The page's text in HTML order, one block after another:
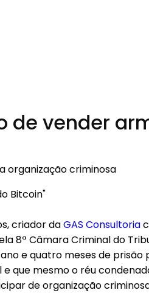
vender
organização criminosa
criador daGAS Consultoria
8ª Câmara Criminal do
e quatro meses de prisão
que mesmo o réu
de organização